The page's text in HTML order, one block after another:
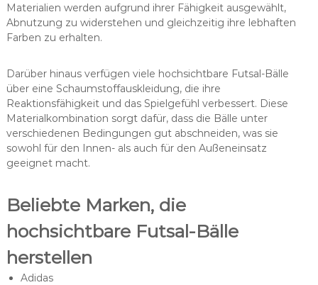
Materialien werden aufgrund ihrer Fähigkeit ausgewählt,
Abnutzung zu widerstehen und gleichzeitig ihre lebhaften
Farben zu erhalten.
Darüber hinaus verfügen viele hochsichtbare Futsal-Bälle
über eine Schaumstoffauskleidung, die ihre
Reaktionsfähigkeit und das Spielgefühl verbessert. Diese
Materialkombination sorgt dafür, dass die Bälle unter
verschiedenen Bedingungen gut abschneiden, was sie
sowohl für den Innen- als auch für den Außeneinsatz
geeignet macht.
Beliebte Marken, die
hochsichtbare Futsal-Bälle
herstellen
Adidas